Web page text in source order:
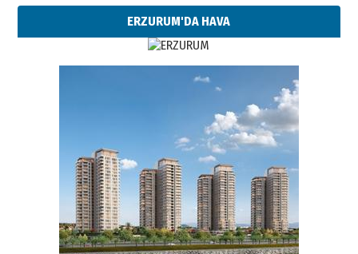
ERZURUM'DA HAVA
Esat BİNDESEN
Başkan Sekmen’den Erzurum’a
bir vizyon proje daha!
02 Ağustos 2026 Pazar